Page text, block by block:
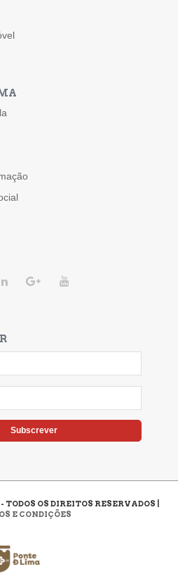
Subscrever
OS DIREITOS RESERVADOS |
E CONDIÇÕES